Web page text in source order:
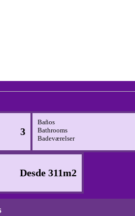
3
Baños
Bathrooms
Badeværelser
Desde 311m2